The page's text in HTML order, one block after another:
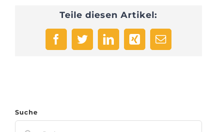
Teile diesen Artikel:
FacebookTwitterLinkedInXing
E-
Suche